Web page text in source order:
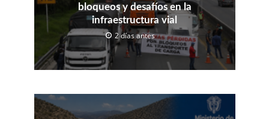
bloqueos y desafíos en la
infraestructura vial
2 días antes